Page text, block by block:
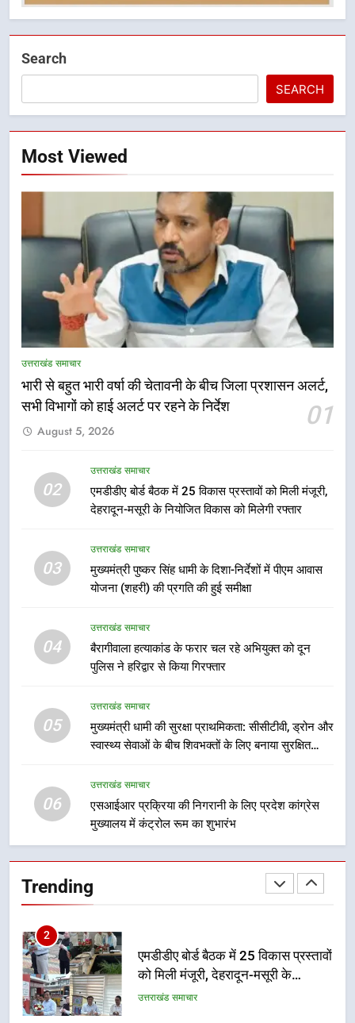
Search
SEARCH
Most Viewed
उत्तराखंड समाचार
भारी से बहुत भारी वर्षा की चेतावनी के बीच जिला प्रशासन अलर्ट,
सभी विभागों को हाई अलर्ट पर रहने के निर्देश
01
August 5, 2026
02
उत्तराखंड समाचार
एमडीडीए बोर्ड बैठक में 25 विकास प्रस्तावों को मिली मंजूरी,
देहरादून-मसूरी के नियोजित विकास को मिलेगी रफ्तार
03
उत्तराखंड समाचार
मुख्यमंत्री पुष्कर सिंह धामी के दिशा-निर्देशों में पीएम आवास
योजना (शहरी) की प्रगति की हुई समीक्षा
04
उत्तराखंड समाचार
बैरागीवाला हत्याकांड के फरार चल रहे अभियुक्त को दून
पुलिस ने हरिद्वार से किया गिरफ्तार
05
उत्तराखंड समाचार
मुख्यमंत्री धामी की सुरक्षा प्राथमिकता: सीसीटीवी, ड्रोन और
स्वास्थ्य सेवाओं के बीच शिवभक्तों के लिए बनाया सुरक्षित
06
उत्तराखंड समाचार
एसआईआर प्रक्रिया की निगरानी के लिए प्रदेश कांग्रेस
मुख्यालय में कंट्रोल रूम का शुभारंभ
Trending
मुख्यमंत्री धामी की सुरक्षा प्राथमिकता:
सीसीटीवी, ड्रोन और स्वास्थ्य सेवाओं के
कांवड़ मार्ग
6
का शुभारंभ
उत्तराखंड समाचार
ब्लैक स्पॉट होंगे सुरक्षित, हर माह होगी
प्रगति समीक्षा
उत्तराखंड समाचार
महाराज की राजस्थान के मुख्यमंत्री से
शिष्टाचार भेंट पर्यटन और सांस्कृतिक
1
भारी से बहुत भारी वर्षा की चेतावनी के बीच
अलर्ट पर रहने के निर्देश
उत्तराखंड समाचार
को मिली मंजूरी, देहरादून-मसूरी के
नियोजित विकास को मिलेगी रफ्तार
3
मुख्यमंत्री पुष्कर सिंह धामी के दिशा-निर्देशों
में पीएम आवास योजना (शहरी) की प्रगति
की हुई समीक्षा
उत्तराखंड समाचार